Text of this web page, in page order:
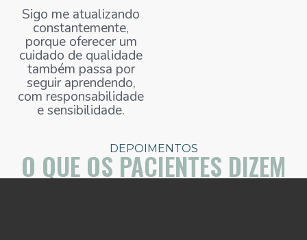
Sigo me atualizando
constantemente,
porque oferecer um
cuidado de qualidade
também passa por
seguir aprendendo,
com responsabilidade
e sensibilidade.
DEPOIMENTOS
O QUE OS PACIENTES DIZEM